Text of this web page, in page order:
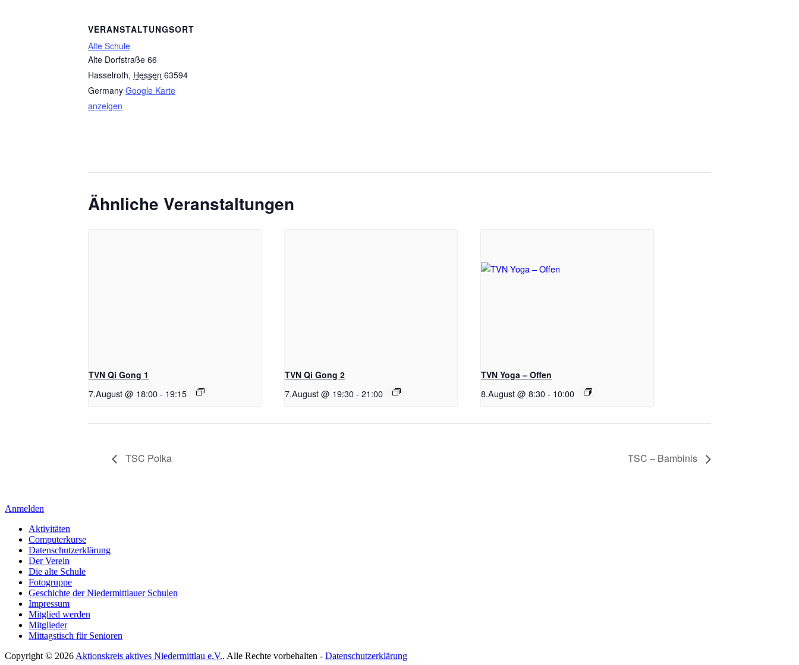
VERANSTALTUNGSORT
Alte Schule
Alte Dorfstraße 66
Hasselroth, Hessen 63594
Germany Google Karte
anzeigen
Ähnliche Veranstaltungen
TVN Qi Gong 1
7.August @ 18:00- 19:15
TVN Qi Gong 2
7.August @ 19:30- 21:00
TVN Yoga – Offen
8.August @ 8:30- 10:00
TSC Polka TSC – Bambinis
Anmelden
Aktivitäten
Computerkurse
Datenschutzerklärung
Der Verein
Die alte Schule
Fotogruppe
Geschichte der Niedermittlauer Schulen
Impressum
Mitglied werden
Mitglieder
Mittagstisch für Senioren
Copyright © 2026 Aktionskreis aktives Niedermittlau e.V.. Alle Rechte vorbehalten - Datenschutzerklärung